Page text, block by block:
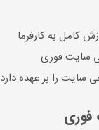
کامل به کارفرما
سایت فوری
سایت را بر عهده دارد